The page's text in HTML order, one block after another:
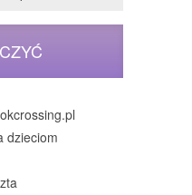
dzieciom